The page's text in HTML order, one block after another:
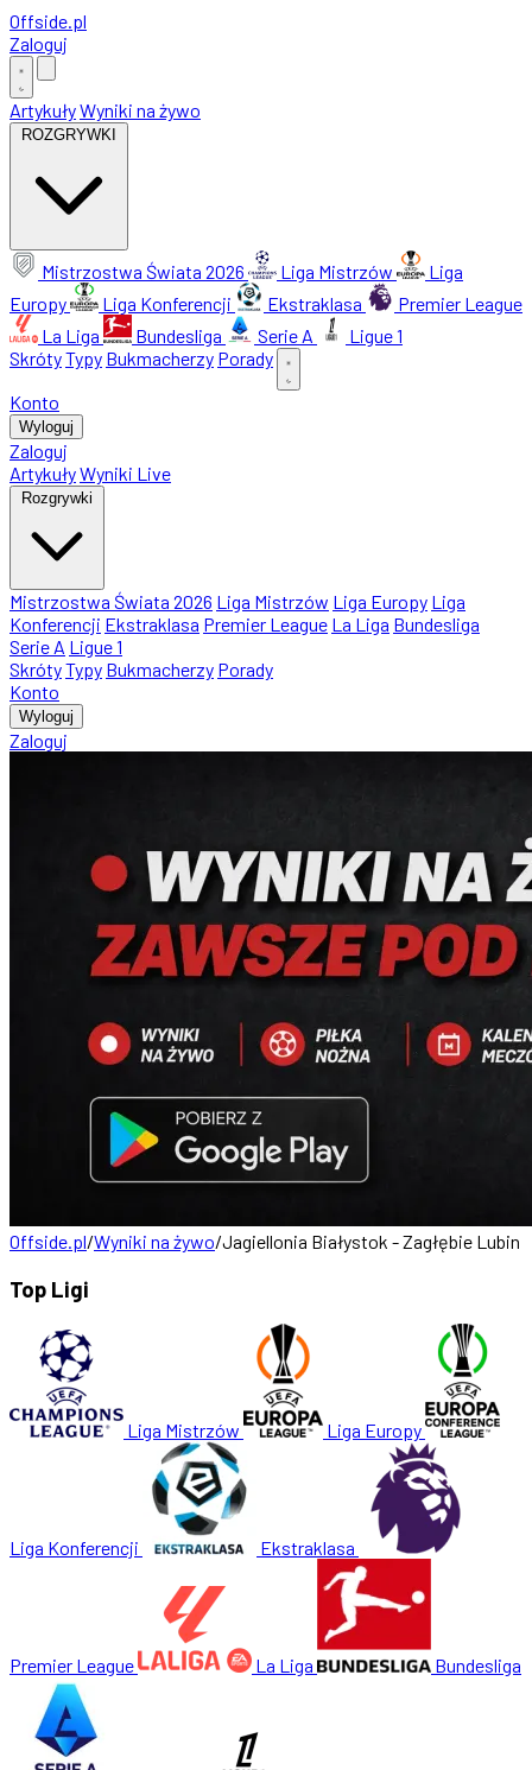
Offside.pl
Zaloguj
ArtykułyWyniki na żywo
ROZGRYWKI
Mistrzostwa Świata 2026 Liga Mistrzów
Liga
Europy
Liga Konferencji Ekstraklasa
Premier League
La Liga
Bundesliga Serie A
Ligue 1
SkrótyTypy Bukmacherzy Porady
Konto
Wyloguj
Zaloguj
ArtykułyWyniki Live
Rozgrywki
Mistrzostwa Świata 2026 Liga Mistrzów Liga Europy Liga
Konferencji Ekstraklasa Premier League La Liga Bundesliga
Serie A Ligue 1
SkrótyTypy Bukmacherzy Porady
Konto
Wyloguj
Zaloguj
Offside.pl/Wyniki na żywo/Jagiellonia Białystok - Zagłębie Lubin
Top Ligi
Liga Mistrzów Liga Europy
Liga Konferencji Ekstraklasa
Premier League La Liga Bundesliga